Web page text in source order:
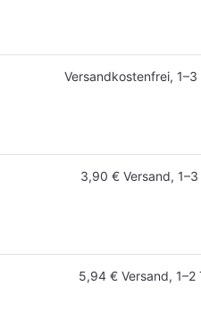
Versandkostenfrei,
3,90 € Versand,
5,94 € Versand, 1–2